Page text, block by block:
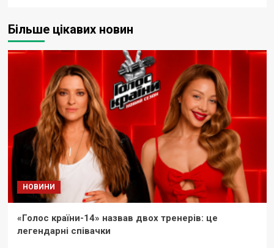
Більше цікавих новин
НОВИНИ
«Голос країни-14» назвав двох тренерів: це
легендарні співачки